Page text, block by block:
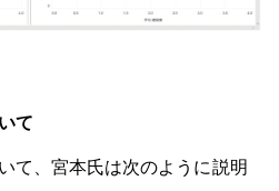
て
て、宮本氏は次のように説明